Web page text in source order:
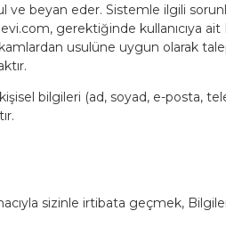
ve beyan eder. Sistemle ilgili
gerektiğinde kullanıcıya
usulüne uygun olarak
bilgileri (ad, soyad, e-posta,
sizinle irtibata geçmek,